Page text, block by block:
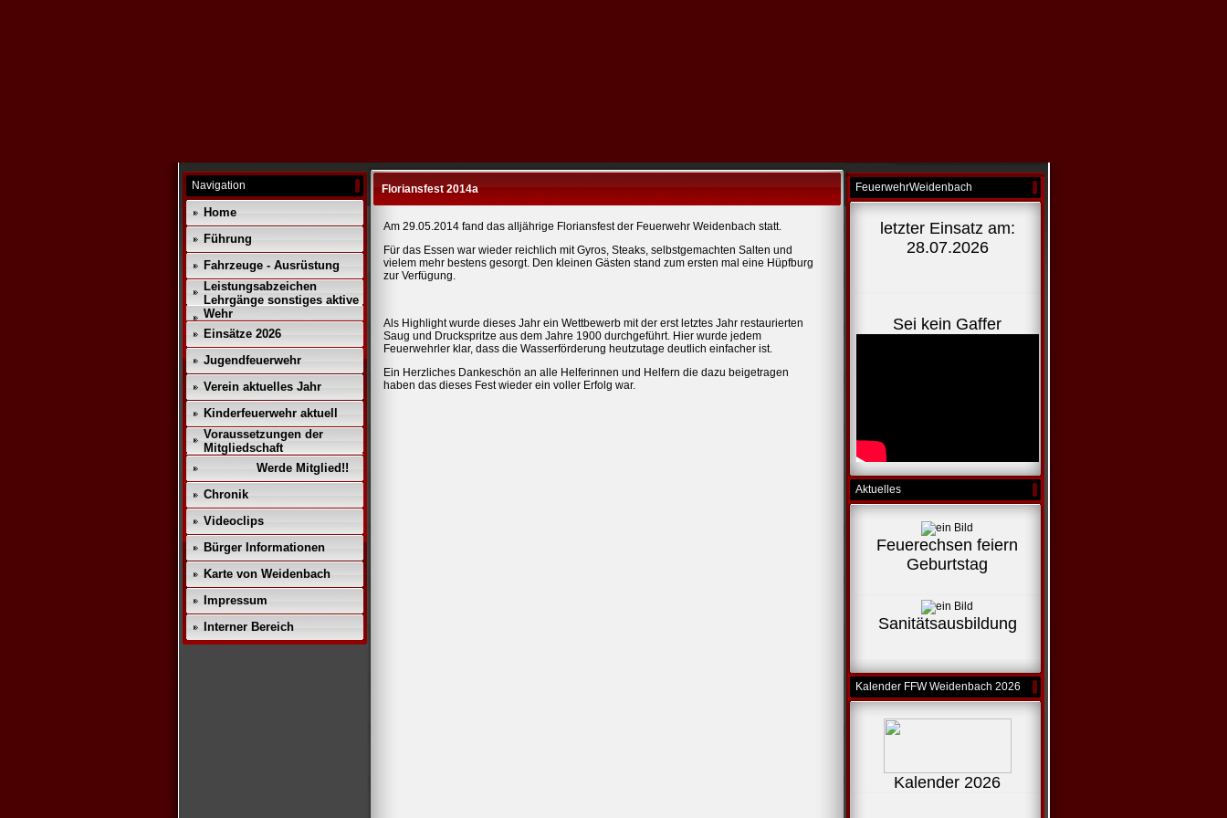
Navigation
Home
Führung
Fahrzeuge - Ausrüstung
Leistungsabzeichen
Lehrgänge sonstiges aktive
Wehr
Einsätze 2026
Jugendfeuerwehr
Verein aktuelles Jahr
Kinderfeuerwehr aktuell
Voraussetzungen der
Mitgliedschaft
Werde Mitglied!!
Chronik
Videoclips
Bürger Informationen
Karte von Weidenbach
Impressum
Interner Bereich
Floriansfest 2014a
Am 29.05.2014 fand das alljährige Floriansfest der Feuerwehr Weidenbach statt.
Für das Essen war wieder reichlich mit Gyros, Steaks, selbstgemachten Salten und
vielem mehr bestens gesorgt. Den kleinen Gästen stand zum ersten mal eine Hüpfburg
zur Verfügung.
Als Highlight wurde dieses Jahr ein Wettbewerb mit der erst letztes Jahr restaurierten
Saug und Druckspritze aus dem Jahre 1900 durchgeführt. Hier wurde jedem
Feuerwehrler klar, dass die Wasserförderung heutzutage deutlich einfacher ist.
Ein Herzliches Dankeschön an alle Helferinnen und Helfern die dazu beigetragen
haben das dieses Fest wieder ein voller Erfolg war.
FeuerwehrWeidenbach
letzter Einsatz am:
28.07.2026
Sei kein Gaffer
Aktuelles
Feuerechsen feiern
Geburtstag
Sanitätsausbildung
Kalender FFW Weidenbach 2026
Kalender 2026